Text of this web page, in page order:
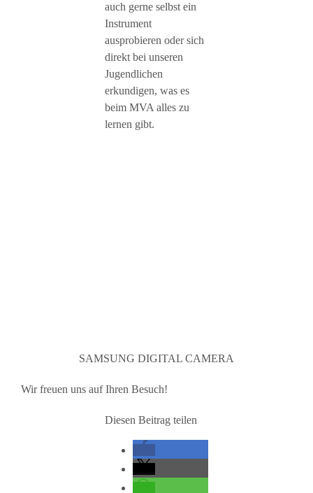
auch gerne selbst ein
Instrument
ausprobieren oder sich
direkt bei unseren
Jugendlichen
erkundigen, was es
beim MVA alles zu
lernen gibt.
SAMSUNG DIGITAL CAMERA
Wir freuen uns auf Ihren Besuch!
Diesen Beitrag teilen